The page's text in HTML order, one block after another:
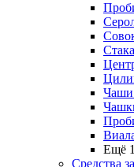
Чаши
Ещё
Средства